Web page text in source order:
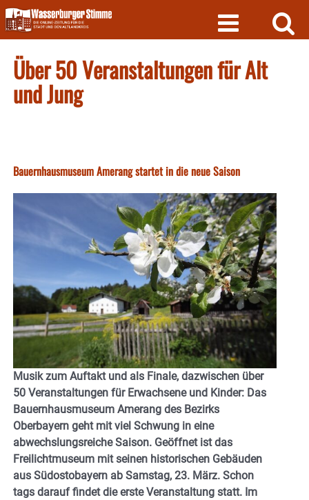
Skip
to
content
Über 50 Veranstaltungen für Alt
und Jung
Bauernhausmuseum Amerang startet in die neue Saison
Musik zum Auftakt und als Finale, dazwischen über
50 Veranstaltungen für Erwachsene und Kinder: Das
Bauernhausmuseum Amerang des Bezirks
Oberbayern geht mit viel Schwung in eine
abwechslungsreiche Saison. Geöffnet ist das
Freilichtmuseum mit seinen historischen Gebäuden
aus Südostobayern ab Samstag, 23. März. Schon
tags darauf findet die erste Veranstaltung statt. Im